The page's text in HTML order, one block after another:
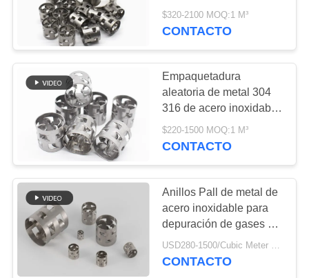
CONTACTO
CON
NOTICIAS
PIDA
UNA
CITA
MAPA
DEL
gaviones de malla
de alambre
reja de acero de la
calzada
absorción
$320-2100 MOQ:1 M³
CONTACTO
Empaquetadura
aleatoria de metal 304
316 de acero inoxidable,
baja caída de presión
$220-1500 MOQ:1 M³
CONTACTO
Anillos Pall de metal de
acero inoxidable para
depuración de gases y
destilación
USD280-1500/Cubic Meter MOQ:5 metros cúbicos
CONTACTO